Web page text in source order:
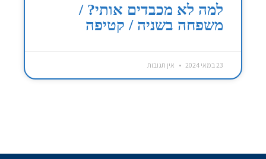
למה לא מכבדים אותי? /
משפחה בשניה / קטיפה
23 במאי 2024 אין תגובות